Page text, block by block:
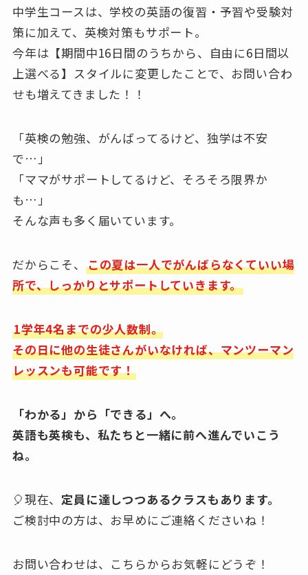
中学生コースは、学校の英語の復習・予習や受験対
策に加えて、英検対策もサポート。
今年は【期間中16日間のうちから、自由に6日間以
上選べる】スタイルに変更したことで、お問い合わ
せも増えてきました！！
「英検の勉強、がんばってるけど、独学は不安
で…」
「ママがサポートしてるけど、そろそろ限界か
も…」
そんな声も多く届いています。
だからこそ、 この夏は一人でがんばらなくていい場
所で、しっかりとサポートしていきます。
1学年4名までの少人数制。
その日に他の生徒さんがいなければ、マンツーマン
レッスンも可能です！
「わかる」から「できる」へ。
英語も英検も、私たちと一緒に前へ進んでいこう
ね。
🎈現在、定員に達しつつあるクラスもあります。
ご検討中の方は、お早めにご連絡くださいね！
お問い合わせは、こちらからお気軽にどうぞ！